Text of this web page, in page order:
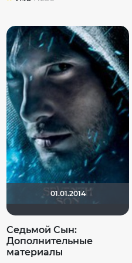
Кастер Трой01.01.2014
Седьмой Сын:
Дополнительные
материалы